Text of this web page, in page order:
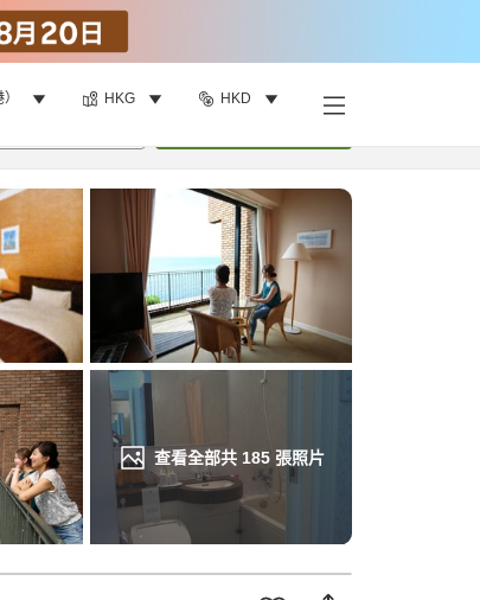
HKG HKD
查看全部共 185張照片